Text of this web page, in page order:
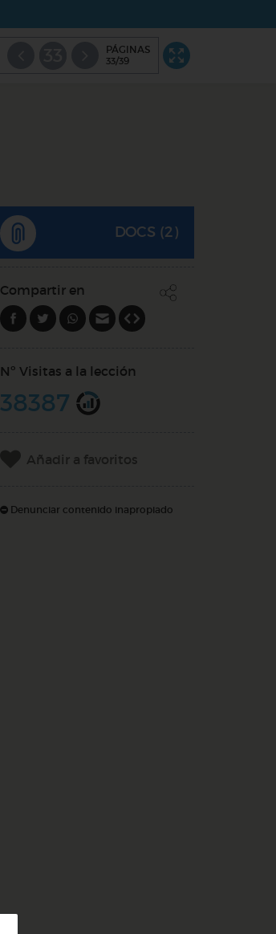
PÁGINAS
33/39
DOCS (2)
Compartir en
Nº Visitas a la lección
38387
Añadir a favoritos
Denunciar contenido inapropiado